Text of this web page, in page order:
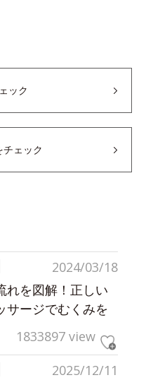
ック
ェック
2024/03/18
れを図解！正しい
サージでむくみを
1833897 view
2025/12/11